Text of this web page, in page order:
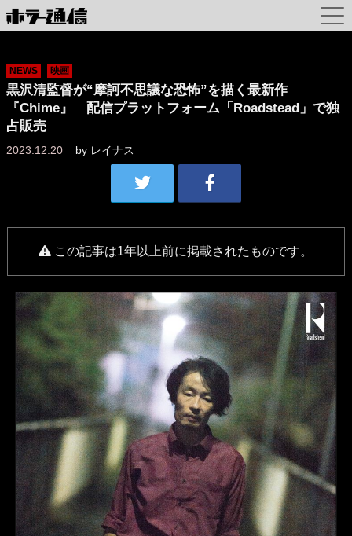
NEWS 映画
黒沢清監督が“摩訶不思議な恐怖”を描く最新作
『Chime』 配信プラットフォーム「Roadstead」で独
占販売
2023.12.20 by レイナス
この記事は1年以上前に掲載されたものです。